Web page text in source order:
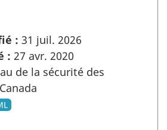
: 31 juil. 2026
: 27 avr. 2020
de la sécurité des